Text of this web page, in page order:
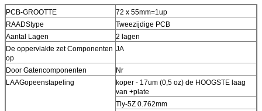
PCB-GROOTTE
72 x 55mm=1up
RAADStype
Tweezijdige PCB
Aantal Lagen
2 lagen
De oppervlakte zet Componenten
op
JA
Door Gatencomponenten
Nr
LAAGopeenstapeling
koper - 17um (0,5 oz) de HOOGSTE laag
van +plate
Tly-5Z 0.762mm